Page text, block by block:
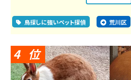
鳥探しに強いペット探偵 荒川区
4